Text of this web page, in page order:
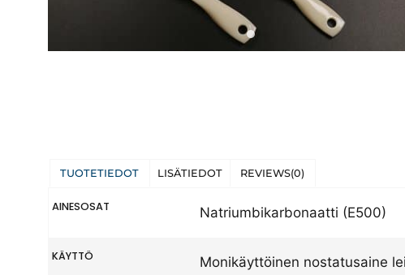
TUOTETIEDOT LISÄTIEDOT REVIEWS(0)
AINESOSAT Natriumbikarbonaatti (E500)
KÄYTTÖ
Monikäyttöinen nostatusaine